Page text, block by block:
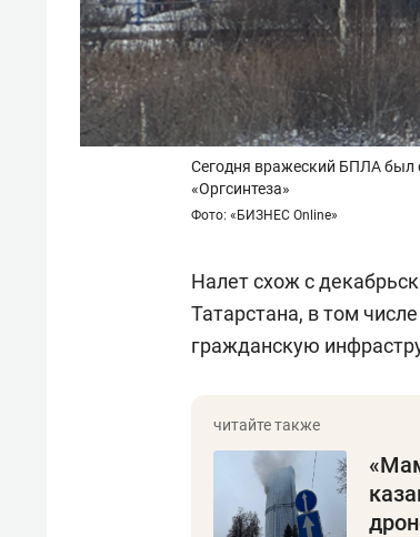
Сегодня вражеский БПЛА был
«Оргсинтеза»
Фото: «БИЗНЕС Online»
Налет схож с
Татарстана, в том
гражданскую